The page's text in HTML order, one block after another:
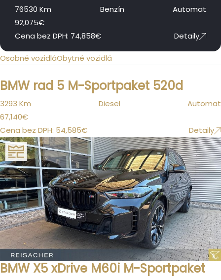
76530 Km Benzín
Automat
92,075€
Cena bez DPH: 74,858€ Detaily
Osobné vozidláObytné vozidlá
BMW rad 5 M-Sportpaket 520d
3293 Km Diesel
Automat
67,140€
Cena bez DPH: 54,585€ Detaily
BMW X5 xDrive M60i M-Sportpaket